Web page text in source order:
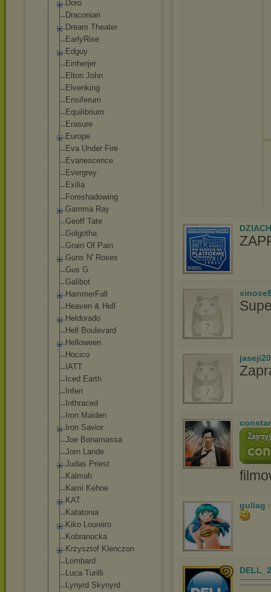
Doro
Draconian
Dream Theater
EarlyRise
Edguy
Einherjer
Elton John
Elvenking
Ensiferum
Equilibrium
Erasure
Europe
Eva Under Fire
Evanescence
Evergrey
Exilia
Foreshadowing
Gamma Ray
Geoff Tate
Golgotha
Grain Of Pain
Guns N' Roses
Gus G
Gаlibоt
HammerFall
Heaven & Hell
Heldorado
Hell Boulevard
Helloween
Hocico
IATT
Iced Earth
Inferi
Inthraced
Iron Maiden
Iron Savior
Joe Bonamassa
Jorn Lande
Judas Priest
Kalmah
Kami Kehoe
KAT
Katatonia
Kiko Loureiro
Kobranocka
Krzysztof Klenczon
Lombard
Luca Turilli
Lynyrd Skynyrd
gullag